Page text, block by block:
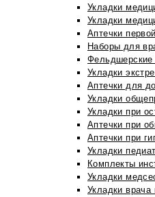
Укладки
Укладки
Аптечки
Наборы для
Фельдшерские
Укладки
Аптечки для
Укладки
Укладки при
Аптечки при
Аптечки при
Укладки
Комплекты
Укладки
Укладки врача